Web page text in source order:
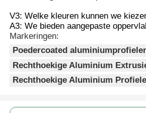
Offerte Aanvragen
Extrusiealuminiumprofielen
Aluminiumkeukenprofielen
V3: Welke kleuren kunnen we
A3: We bieden aangepaste
Markeringen:
Poedercoated
Rechthoekige Aluminium
Rechthoekige Aluminium